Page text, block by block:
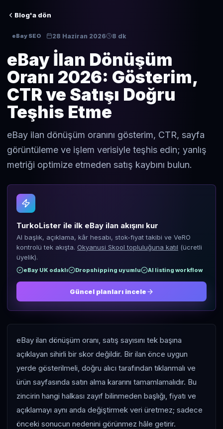
Blog'a dön
eBay SEO 28 Haziran 2026 8 dk
eBay İlan Dönüşüm
Oranı 2026: Gösterim,
CTR ve Satışı Doğru
Teşhis Etme
eBay ilan dönüşüm oranını gösterim, CTR, sayfa
görüntüleme ve işlem verisiyle teşhis edin; yanlış
metriği optimize etmeden satış kaybını bulun.
TurkoLister ile ilk eBay ilan akışını kur
AI başlık, açıklama, kâr hesabı, stok-fiyat takibi ve VeRO
kontrolü tek akışta. Okyanusi Skool topluluğuna katıl (ücretli
üyelik).
eBay UK odaklı Dropshipping uyumlu AI listing workflow
Güncel planları incele
eBay ilan dönüşüm oranı, satış sayısını tek başına
açıklayan sihirli bir skor değildir. Bir ilan önce uygun
yerde gösterilmeli, doğru alıcı tarafından tıklanmalı ve
ürün sayfasında satın alma kararını tamamlamalıdır. Bu
zincirin hangi halkası zayıf bilinmeden başlığı, fiyatı ve
açıklamayı aynı anda değiştirmek veri üretmez; sadece
önceki sonucun nedenini görünmez hâle getirir.